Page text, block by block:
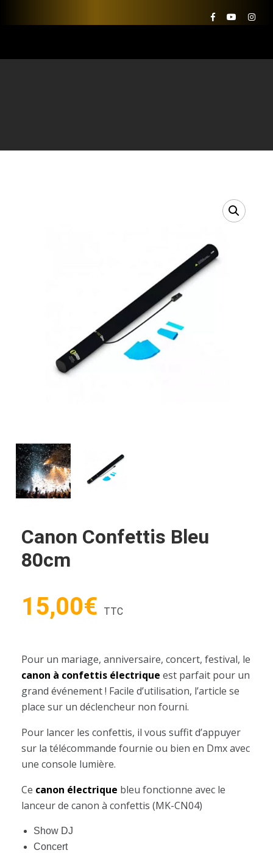
Canon Confettis Bleu
80cm
15,00€ TTC
Pour un mariage, anniversaire, concert, festival, le
canon à confettis électrique est parfait pour un
grand événement ! Facile d’utilisation, l’article se
place sur un déclencheur non fourni.
Pour lancer les confettis, il vous suffit d’appuyer
sur la télécommande fournie ou bien en Dmx avec
une console lumière.
Ce canon électrique bleu fonctionne avec le
lanceur de canon à confettis (MK-CN04)
Show DJ
Concert